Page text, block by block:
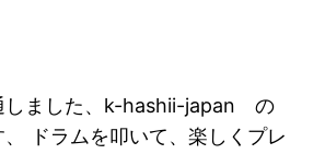
しました、k-hashii-japan の
、 ドラムを叩いて、楽しくプレ